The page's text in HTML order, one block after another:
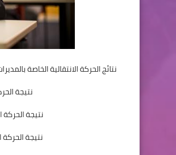
​نتائج الحركة الانتقالية الخاصة
نتيجة